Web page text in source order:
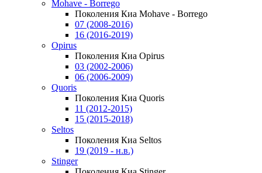
Mohave - Borrego
Поколения Киа Mohave - Borrego
07 (2008-2016)
16 (2016-2019)
Opirus
Поколения Киа Opirus
03 (2002-2006)
06 (2006-2009)
Quoris
Поколения Киа Quoris
11 (2012-2015)
15 (2015-2018)
Seltos
Поколения Киа Seltos
19 (2019 - н.в.)
Stinger